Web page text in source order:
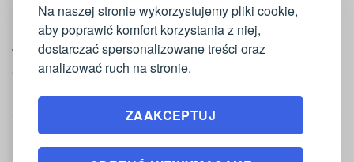
Na naszej stronie wykorzystujemy pliki cookie,
aby poprawić komfort korzystania z niej,
dostarczać spersonalizowane treści oraz
analizować ruch na stronie.
ZAAKCEPTUJ
WAŻNE INFORMACJE
Moje konto
Regulamin